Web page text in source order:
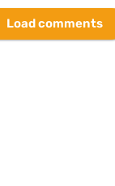
Poster Konser
Load comments